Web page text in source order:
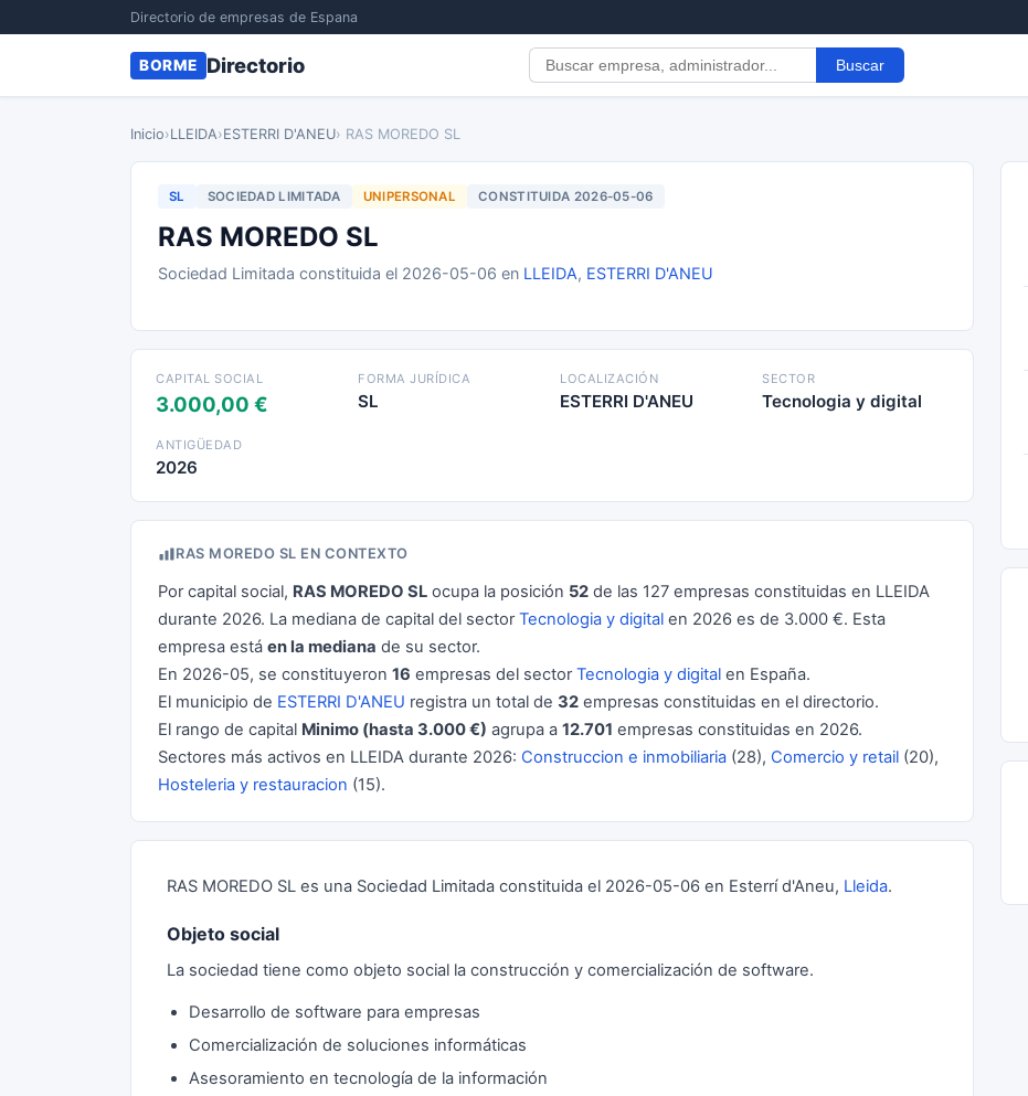
Directorio de empresas de Espana
BORME Directorio Buscar
Inicio›LLEIDA›ESTERRI D'ANEU› RAS MOREDO SL
SL SOCIEDAD LIMITADA UNIPERSONAL CONSTITUIDA 2026-05-06
RAS MOREDO SL
Sociedad Limitada constituida el 2026-05-06 en LLEIDA, ESTERRI D'ANEU
CAPITAL SOCIAL
3.000,00 €
FORMA JURÍDICA
SL
LOCALIZACIÓN
ESTERRI D'ANEU
SECTOR
Tecnologia y digital
ANTIGÜEDAD
2026
RAS MOREDO SL EN CONTEXTO
Por capital social, RAS MOREDO SL ocupa la posición 52 de las 127 empresas constituidas en LLEIDA
durante 2026. La mediana de capital del sectorTecnologia y digital en 2026 es de 3.000 €. Esta
empresa está en la mediana de su sector.
En 2026-05, se constituyeron 16 empresas del sectorTecnologia y digital en España.
El municipio de ESTERRI D'ANEU registra un total de 32 empresas constituidas en el directorio.
El rango de capital Minimo (hasta 3.000 €) agrupa a 12.701 empresas constituidas en 2026.
Sectores más activos en LLEIDA durante 2026: Construccion e inmobiliaria (28), Comercio y retail (20),
Hosteleria y restauracion (15).
RAS MOREDO SL es una Sociedad Limitada constituida el 2026-05-06 en Esterrí d'Aneu, Lleida.
Objeto social
La sociedad tiene como objeto social la construcción y comercialización de software.
Desarrollo de software para empresas
Comercialización de soluciones informáticas
Asesoramiento en tecnología de la información